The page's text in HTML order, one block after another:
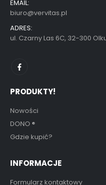
EMAIL:
biuro@vervitas.pl
ADRES:
ul. Czarny Las 6C, 32-300
PRODUKTY!
Nowości
DONO ®
Gdzie kupić?
INFORMACJE
Formularz kontaktowy